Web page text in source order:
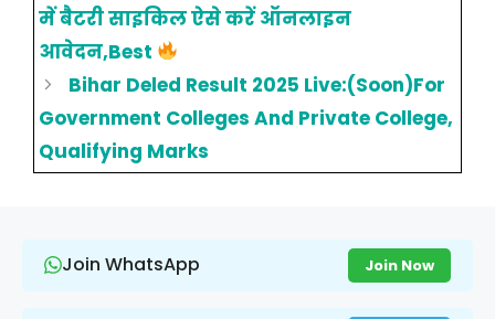
में बैटरी साइकिल ऐसे करें ऑनलाइन
आवेदन,Best
Bihar Deled Result 2025 Live:(Soon)For
Government Colleges And Private College,
Qualifying Marks
Join WhatsApp Join Now